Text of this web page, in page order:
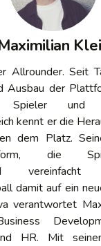
Allrounder. Seit
Ausbau der
Spieler und
kennt er die
dem Platz.
die
damit auf ein
verantwortet
HR. Mit